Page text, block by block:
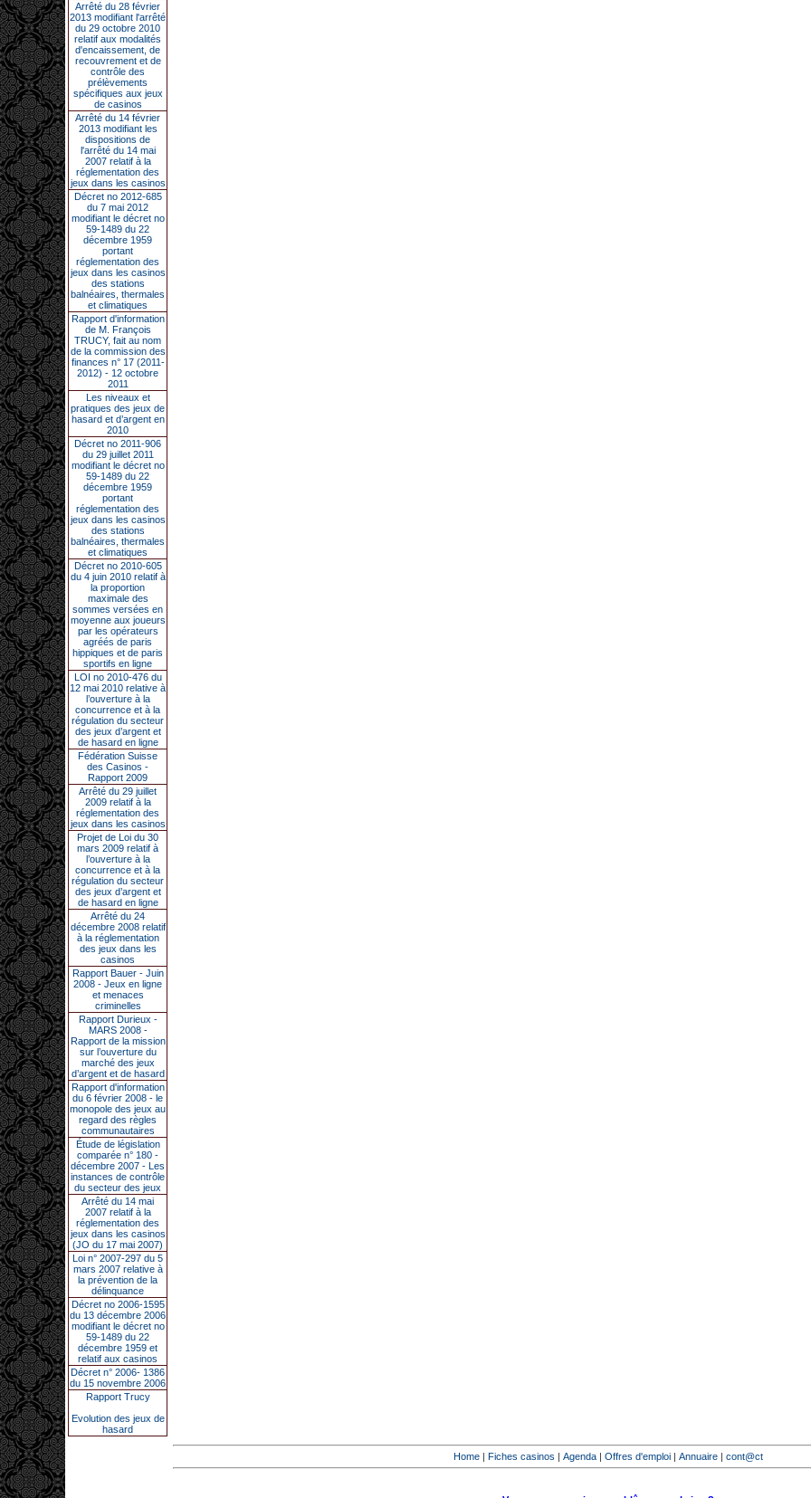
Arrêté du 28 février
2013 modifiant l'arrêté
du 29 octobre 2010
relatif aux modalités
d'encaissement, de
recouvrement et de
contrôle des
prélèvements
spécifiques aux jeux
de casinos
Arrêté du 14 février
2013 modifiant les
dispositions de
l'arrêté du 14 mai
2007 relatif à la
réglementation des
jeux dans les casinos
Décret no 2012-685
du 7 mai 2012
modifiant le décret no
59-1489 du 22
décembre 1959
portant
réglementation des
jeux dans les casinos
des stations
balnéaires, thermales
et climatiques
Rapport d'information
de M. François
TRUCY, fait au nom
de la commission des
finances n° 17 (2011-
2012) - 12 octobre
2011
Les niveaux et
pratiques des jeux de
hasard et d’argent en
2010
Décret no 2011-906
du 29 juillet 2011
modifiant le décret no
59-1489 du 22
décembre 1959
portant
réglementation des
jeux dans les casinos
des stations
balnéaires, thermales
et climatiques
Décret no 2010-605
du 4 juin 2010 relatif à
la proportion
maximale des
sommes versées en
moyenne aux joueurs
par les opérateurs
agréés de paris
hippiques et de paris
sportifs en ligne
LOI no 2010-476 du
12 mai 2010 relative à
l’ouverture à la
concurrence et à la
régulation du secteur
des jeux d’argent et
de hasard en ligne
Fédération Suisse
des Casinos -
Rapport 2009
Arrêté du 29 juillet
2009 relatif à la
réglementation des
jeux dans les casinos
Projet de Loi du 30
mars 2009 relatif à
l’ouverture à la
concurrence et à la
régulation du secteur
des jeux d’argent et
de hasard en ligne
Arrêté du 24
décembre 2008 relatif
à la réglementation
des jeux dans les
casinos
Rapport Bauer - Juin
2008 - Jeux en ligne
et menaces
criminelles
Rapport Durieux -
MARS 2008 -
Rapport de la mission
sur l’ouverture du
marché des jeux
d’argent et de hasard
Rapport d'information
du 6 février 2008 - le
monopole des jeux au
regard des règles
communautaires
Étude de législation
comparée n° 180 -
décembre 2007 - Les
instances de contrôle
du secteur des jeux
Arrêté du 14 mai
2007 relatif à la
réglementation des
jeux dans les casinos
(JO du 17 mai 2007)
Loi n° 2007-297 du 5
mars 2007 relative à
la prévention de la
délinquance
Décret no 2006-1595
du 13 décembre 2006
modifiant le décret no
59-1489 du 22
décembre 1959 et
relatif aux casinos
Décret n° 2006- 1386
du 15 novembre 2006
Rapport Trucy
Evolution des jeux de
hasard
Home | Fiches casinos | Agenda | Offres d'emploi | Annuaire | cont@ct